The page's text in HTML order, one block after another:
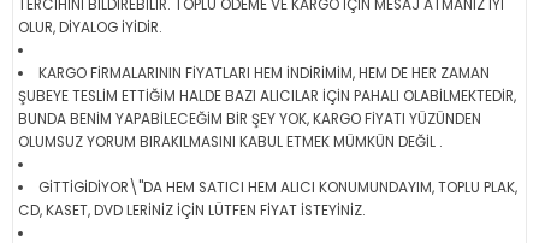
TERCİHİNİ BİLDİREBİLİR. TOPLU ÖDEME VE KARGO İÇİN MESAJ ATMANIZ İYİ
OLUR, DİYALOG İYİDİR.
KARGO FİRMALARININ FİYATLARI HEM İNDİRİMİM, HEM DE HER ZAMAN
ŞUBEYE TESLİM ETTİĞİM HALDE BAZI ALICILAR İÇİN PAHALI OLABİLMEKTEDİR,
BUNDA BENİM YAPABİLECEĞİM BİR ŞEY YOK, KARGO FİYATI YÜZÜNDEN
OLUMSUZ YORUM BIRAKILMASINI KABUL ETMEK MÜMKÜN DEĞİL .
GİTTİGİDİYOR\"DA HEM SATICI HEM ALICI KONUMUNDAYIM, TOPLU PLAK,
CD, KASET, DVD LERİNİZ İÇİN LÜTFEN FİYAT İSTEYİNİZ.